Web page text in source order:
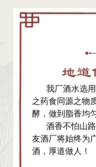
我厂酒水选
之药食同源之物
酵，做到脂香均
酒香不怕山
友酒厂将始终为
酒，厚道做人！